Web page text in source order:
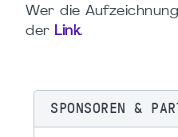
Wer die
der Link.
SPONSOREN &